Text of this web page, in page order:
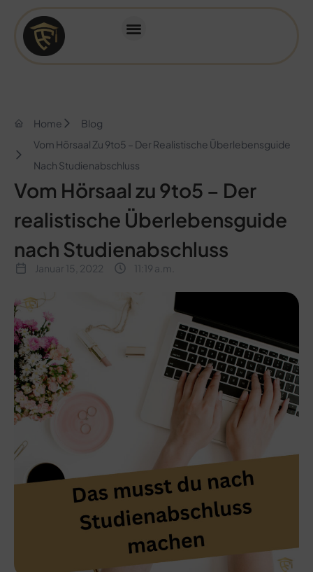
Home
Blog
Vom Hörsaal Zu 9to5 – Der Realistische Überlebensguide
Nach Studienabschluss
Vom Hörsaal zu 9to5 – Der
realistische Überlebensguide
nach Studienabschluss
Januar 15, 2022 11:19 a.m.